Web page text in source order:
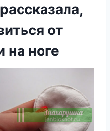
от
на ноге